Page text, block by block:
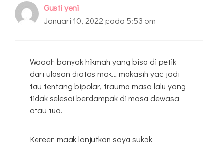
Gusti yeni
Januari 10, 2022 pada 5:53 pm
Waaah banyak hikmah yang bisa di petik
dari ulasan diatas mak… makasih yaa jadi
tau tentang bipolar, trauma masa lalu yang
tidak selesai berdampak di masa dewasa
atau tua.
Kereen maak lanjutkan saya sukak